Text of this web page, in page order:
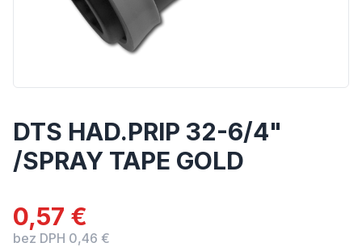
DTS HAD.PRIP 32-6/4"
/SPRAY TAPE GOLD
0,57 €
bez DPH 0,46 €